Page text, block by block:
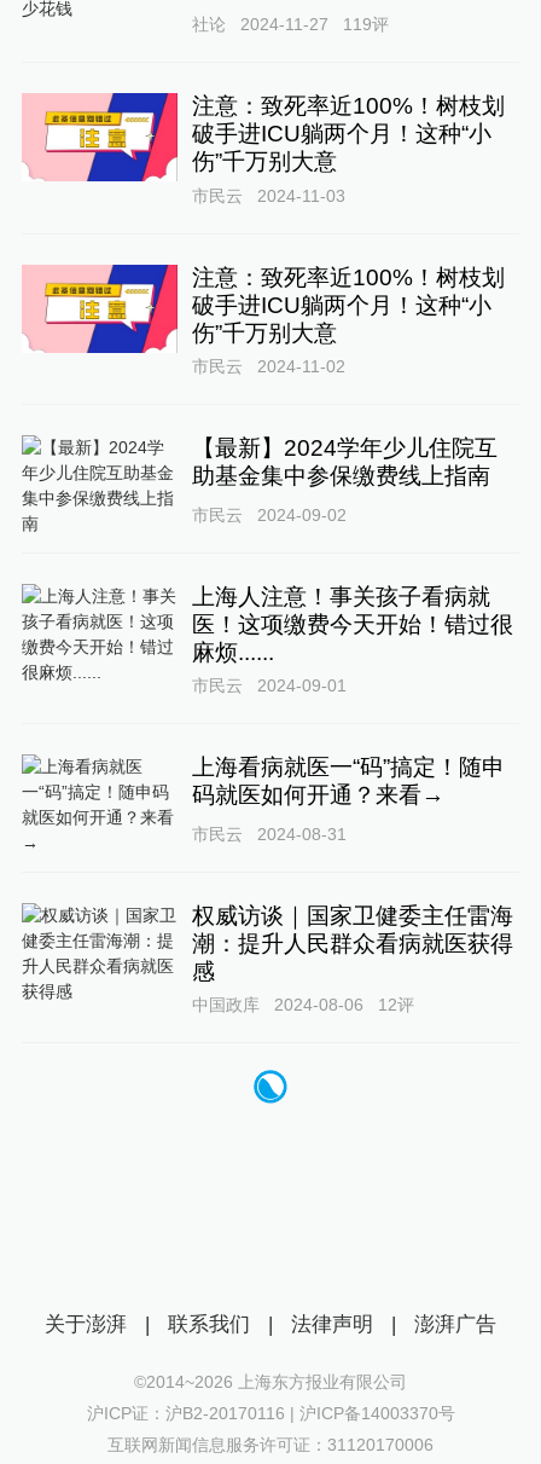
社论 2024-11-27 119评
注意：致死率近100%！树枝划
破手进ICU躺两个月！这种“小
伤”千万别大意
市民云 2024-11-03
注意：致死率近100%！树枝划
破手进ICU躺两个月！这种“小
伤”千万别大意
市民云 2024-11-02
【最新】2024学年少儿住院互
助基金集中参保缴费线上指南
市民云 2024-09-02
上海人注意！事关孩子看病就
医！这项缴费今天开始！错过很
麻烦......
市民云 2024-09-01
上海看病就医一“码”搞定！随申
码就医如何开通？来看→
市民云 2024-08-31
权威访谈｜国家卫健委主任雷海
潮：提升人民群众看病就医获得
感
中国政库 2024-08-06 12评
关于澎湃 | 联系我们 | 法律声明 | 澎湃广告
©2014~2026 上海东方报业有限公司
沪ICP证：沪B2-20170116 | 沪ICP备14003370号
互联网新闻信息服务许可证：31120170006